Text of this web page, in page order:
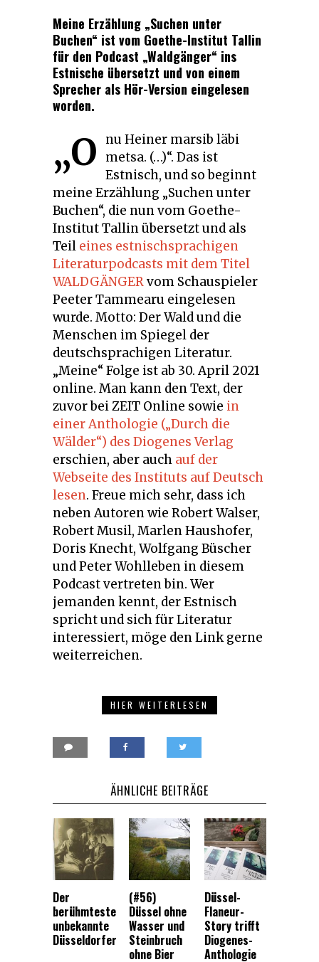
Meine Erzählung „Suchen unter
Buchen“ ist vom Goethe-Institut Tallin
für den Podcast „Waldgänger“ ins
Estnische übersetzt und von einem
Sprecher als Hör-Version eingelesen
worden.
„O
nu Heiner marsib läbi
metsa. (…)“. Das ist
Estnisch, und so beginnt
meine Erzählung „Suchen unter
Buchen“, die nun vom Goethe-
Institut Tallin übersetzt und als
Teil eines estnischsprachigen
Literaturpodcasts mit dem Titel
WALDGÄNGERvom Schauspieler
Peeter Tammearu eingelesen
wurde. Motto: Der Wald und die
Menschen im Spiegel der
deutschsprachigen Literatur.
„Meine“ Folge ist ab 30. April 2021
online. Man kann den Text, der
zuvor bei ZEIT Online sowie in
einer Anthologie („Durch die
Wälder“) des Diogenes Verlag
erschien, aber auch auf der
Webseite des Instituts auf Deutsch
lesen. Freue mich sehr, dass ich
neben Autoren wie Robert Walser,
Robert Musil, Marlen Haushofer,
Doris Knecht, Wolfgang Büscher
und Peter Wohlleben in diesem
Podcast vertreten bin. Wer
jemanden kennt, der Estnisch
spricht und sich für Literatur
interessiert, möge den Link gerne
weiterreichen.
HIER WEITERLESEN
ÄHNLICHE BEITRÄGE
Der
berühmteste
unbekannte
Düsseldorfer
(#56)
Düssel ohne
Wasser und
Steinbruch
ohne Bier
Düssel-
Flaneur-
Story trifft
Diogenes-
Anthologie